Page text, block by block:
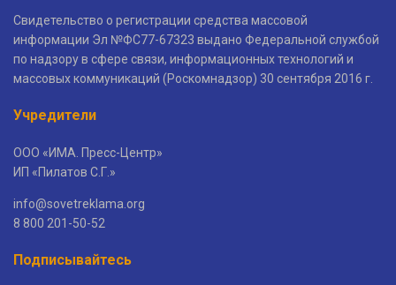
Свидетельство о регистрации средства массовой
информации Эл №ФС77-67323 выдано Федеральной службой
по надзору в сфере связи, информационных технологий и
массовых коммуникаций (Роскомнадзор) 30 сентября 2016 г.
Учредители
ООО «ИМА. Пресс-Центр»
ИП «Пилатов С.Г.»
info@sovetreklama.org
8 800 201-50-52
Подписывайтесь